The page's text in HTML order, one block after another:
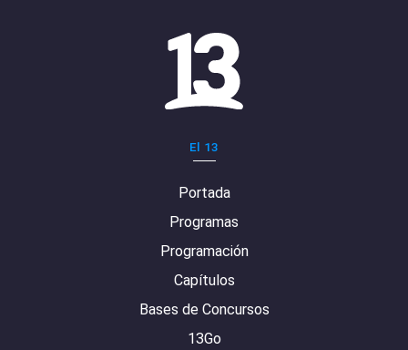
El 13
Portada
Programas
Programación
Capítulos
Bases de Concursos
13Go